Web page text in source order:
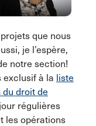
que nous
je l’espère,
notre section!
exclusif à la liste
droit de
régulières
les opérations